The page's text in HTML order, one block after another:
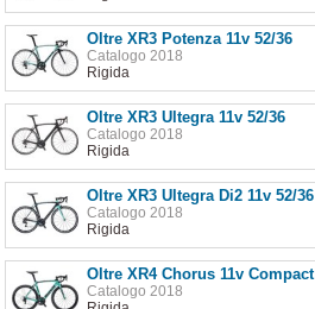
Oltre XR3 Potenza 11v 52/36
Catalogo 2018
Rigida
Oltre XR3 Ultegra 11v 52/36
Catalogo 2018
Rigida
Oltre XR3 Ultegra Di2 11v 52/36
Catalogo 2018
Rigida
Oltre XR4 Chorus 11v Compact
Catalogo 2018